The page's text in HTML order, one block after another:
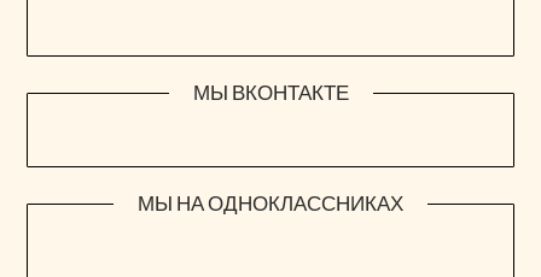
МЫ ВКОНТАКТЕ
МЫ НА ОДНОКЛАССНИКАХ